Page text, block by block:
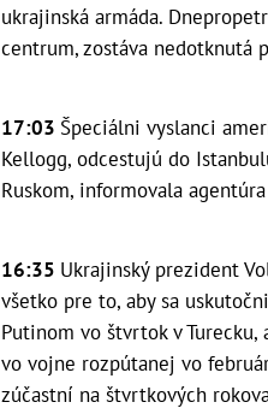
ukrajinská armáda.
centrum, zostáva nedotknutá
17:03 Špeciálni vyslanci
Kellogg, odcestujú do
Ruskom, informovala
16:35 Ukrajinský prezident
všetko pre to, aby sa
Putinom vo štvrtok v
vo vojne rozpútanej vo
zúčastní na štvrtkových